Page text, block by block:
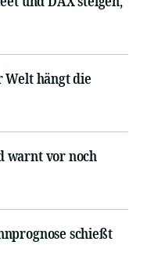
hängt die
warnt vor noch
schießt